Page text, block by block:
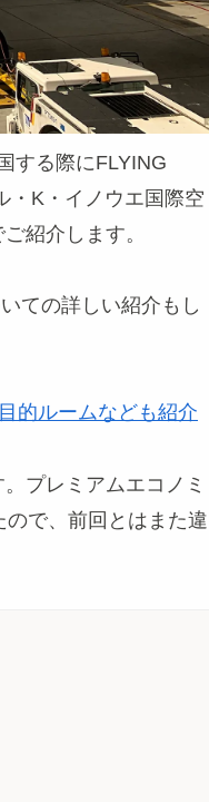
する際にFLYING
・K・イノウエ国際空
紹介します。
ての詳しい紹介もし
的ルームなども紹介
プレミアムエコノミ
で、前回とはまた違